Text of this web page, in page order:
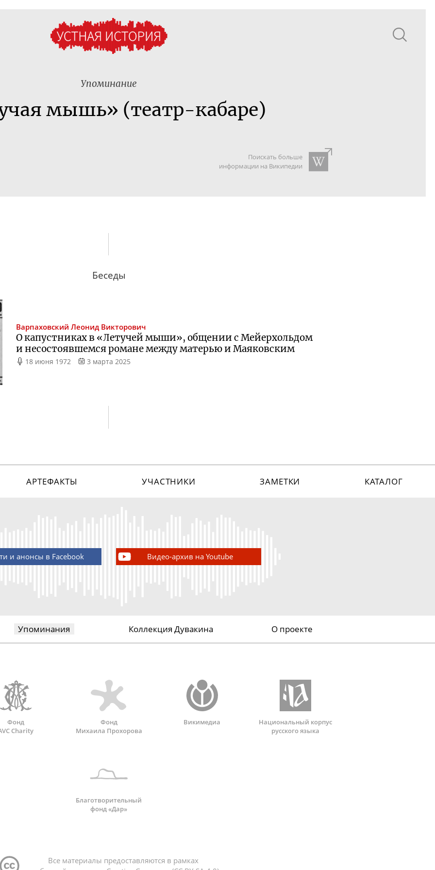
Упоминание
мышь» (театр-кабаре)
Поискать больше
информации на Википедии
Беседы
Варпаховский Леонид Викторович
О капустниках в «Летучей мыши», общении с Мейерхольдом
и несостоявшемся романе между матерью и Маяковским
18 июня 1972 3 марта 2025
АРТЕФАКТЫ УЧАСТНИКИ ЗАМЕТКИ КАТАЛОГ
и анонсы в Facebook Видео-архив на Youtube
Упоминания Коллекция Дувакина О проекте
Фонд
Charity
Фонд
Михаила Прохорова
Викимедиа
Национальный корпус
русского языка
Благотворительный
фонд «Дар»
Все материалы предоставляются в рамках